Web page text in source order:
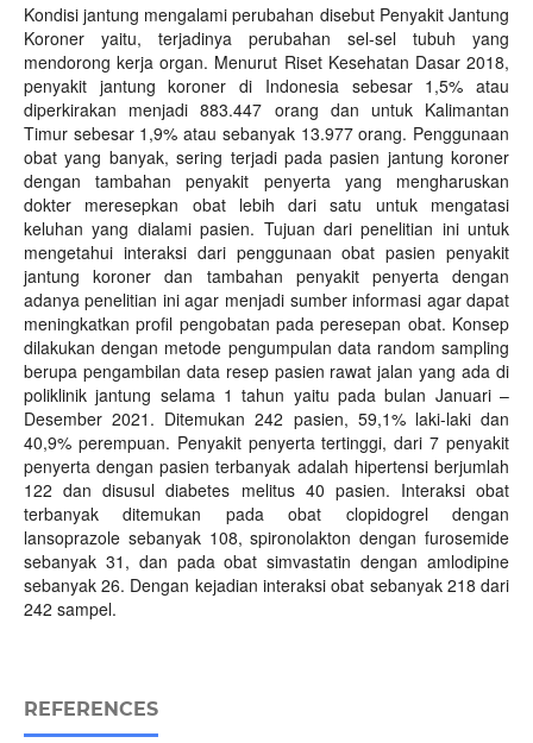
Kondisi jantung mengalami perubahan disebut Penyakit Jantung
Koroner yaitu, terjadinya perubahan sel-sel tubuh yang
mendorong kerja organ. Menurut Riset Kesehatan Dasar 2018,
penyakit jantung koroner di Indonesia sebesar 1,5% atau
diperkirakan menjadi 883.447 orang dan untuk Kalimantan
Timur sebesar 1,9% atau sebanyak 13.977 orang. Penggunaan
obat yang banyak, sering terjadi pada pasien jantung koroner
dengan tambahan penyakit penyerta yang mengharuskan
dokter meresepkan obat lebih dari satu untuk mengatasi
keluhan yang dialami pasien. Tujuan dari penelitian ini untuk
mengetahui interaksi dari penggunaan obat pasien penyakit
jantung koroner dan tambahan penyakit penyerta dengan
adanya penelitian ini agar menjadi sumber informasi agar dapat
meningkatkan profil pengobatan pada peresepan obat. Konsep
dilakukan dengan metode pengumpulan data random sampling
berupa pengambilan data resep pasien rawat jalan yang ada di
poliklinik jantung selama 1 tahun yaitu pada bulan Januari –
Desember 2021. Ditemukan 242 pasien, 59,1% laki-laki dan
40,9% perempuan. Penyakit penyerta tertinggi, dari 7 penyakit
penyerta dengan pasien terbanyak adalah hipertensi berjumlah
122 dan disusul diabetes melitus 40 pasien. Interaksi obat
terbanyak ditemukan pada obat clopidogrel dengan
lansoprazole sebanyak 108, spironolakton dengan furosemide
sebanyak 31, dan pada obat simvastatin dengan amlodipine
sebanyak 26. Dengan kejadian interaksi obat sebanyak 218 dari
242 sampel.
REFERENCES